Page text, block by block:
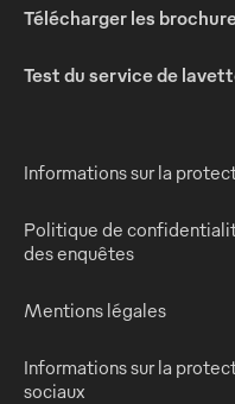
Télécharger les
Test du service de
Informations sur la
Politique de
des enquêtes
Mentions légales
Informations sur la
sociaux